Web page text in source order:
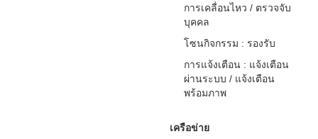
การเคลื่อนไหว / ตรวจจับ
บุคคล
โซนกิจกรรม : รองรับ
การแจ้งเตือน : แจ้งเตือน
ผ่านระบบ / แจ้งเตือน
พร้อมภาพ
เครือข่าย